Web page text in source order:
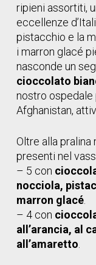
ripieni assortiti,
eccellenze
pistacchio e la
i marron glacé
nasconde un
cioccolato
nostro ospedale
Afghanistan,
Oltre alla pralina
presenti nel
– 5 con
nocciola,
marron glacé.
– 4 con
all’arancia, al
all’amaretto